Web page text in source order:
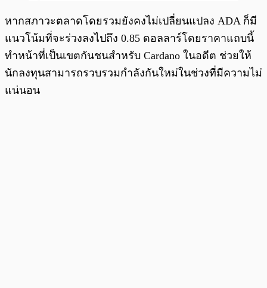
หากสภาวะตลาดโดยรวมยังคงไม่เปลี่ยนแปลง ADA ก็มี
แนวโน้มที่จะร่วงลงไปถึง 0.85 ดอลลาร์โดยราคาแถบนี้
ทำหน้าที่เป็นเขตกันชนสำหรับ Cardano ในอดีต ช่วยให้
นักลงทุนสามารถรวบรวมกำลังกันใหม่ในช่วงที่มีความไม่
แน่นอน